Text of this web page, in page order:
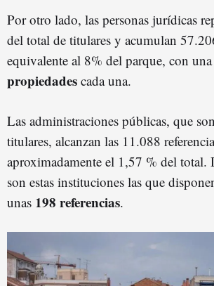
Por otro lado, las personas jurídicas
del total de titulares y acumulan
equivalente al 8% del parque, con
propiedades cada una.
Las administraciones públicas, que
titulares, alcanzan las 11.088
aproximadamente el 1,57 % del total.
son estas instituciones las que
unas 198 referencias.